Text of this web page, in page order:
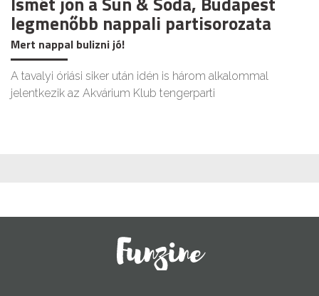
legmenőbb nappali partisorozata
Mert nappal bulizni jó!
A tavalyi óriási siker után idén is három alkalommal
jelentkezik az Akvárium Klub tengerparti